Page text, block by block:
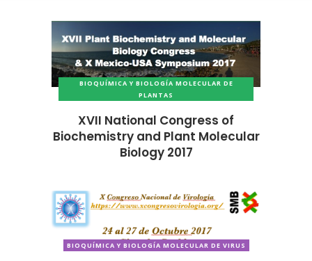
BIOQUÍMICA Y BIOLOGÍA MOLECULAR DE
PLANTAS
XVII National Congress of
Biochemistry and Plant Molecular
Biology 2017
BIOQUÍMICA Y BIOLOGÍA MOLECULAR DE VIRUS